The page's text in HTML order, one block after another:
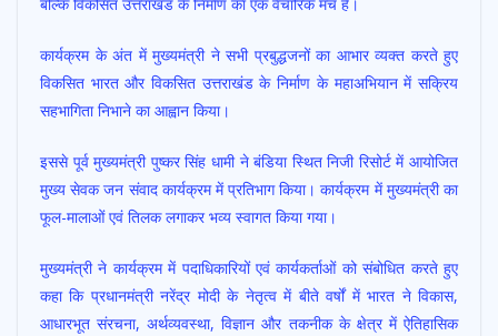
कार्यक्रम के अंत में मुख्यमंत्री ने सभी प्रबुद्धजनों का आभार व्यक्त करते हुए
विकसित भारत और विकसित उत्तराखंड के निर्माण के महाअभियान में सक्रिय
सहभागिता निभाने का आह्वान किया।
इससे पूर्व मुख्यमंत्री पुष्कर सिंह धामी ने बंडिया स्थित निजी रिसोर्ट में आयोजित
मुख्य सेवक जन संवाद कार्यक्रम में प्रतिभाग किया। कार्यक्रम में मुख्यमंत्री का
फूल-मालाओं एवं तिलक लगाकर भव्य स्वागत किया गया।
मुख्यमंत्री ने कार्यक्रम में पदाधिकारियों एवं कार्यकर्ताओं को संबोधित करते हुए
कहा कि प्रधानमंत्री नरेंद्र मोदी के नेतृत्व में बीते वर्षों में भारत ने विकास,
आधारभूत संरचना, अर्थव्यवस्था, विज्ञान और तकनीक के क्षेत्र में ऐतिहासिक